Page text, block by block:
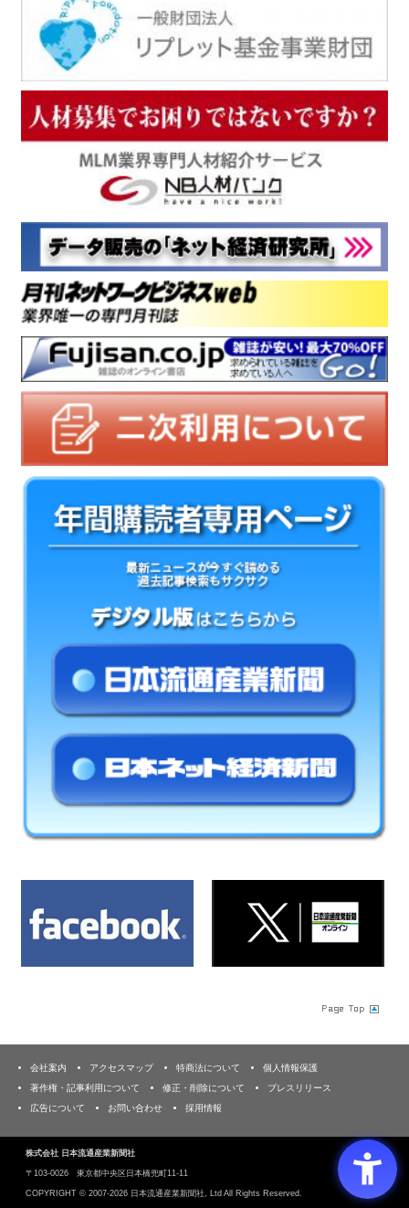
会社案内 アクセスマップ 特商法について
個人情報保護
著作権・記事利用について
修正・削除について
プレスリリース
広告について
お問い合わせ 採用情報
株式会社 日本流通産業新聞社
〒103‐0026 東京都中央区日本橋兜町11-11
COPYRIGHT © 2007-2026 日本流通産業新聞社, Ltd All Rights Reserved.